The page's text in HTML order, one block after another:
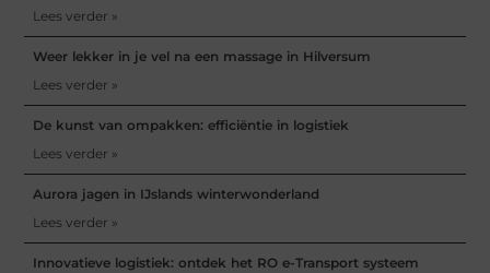
Lees verder »
Weer lekker in je vel na een massage in Hilversum
Lees verder »
De kunst van ompakken: efficiëntie in logistiek
Lees verder »
Aurora jagen in IJslands winterwonderland
Lees verder »
Innovatieve logistiek: ontdek het RO e-Transport systeem